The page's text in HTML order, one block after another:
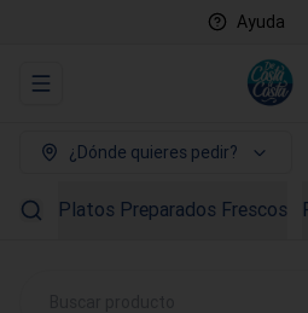
Ayuda
Abrir menu de navegación
¿Dónde quieres pedir?
Platos Preparados Frescos